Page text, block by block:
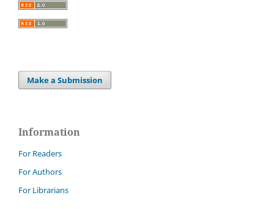
Make a Submission
Information
For Readers
For Authors
For Librarians